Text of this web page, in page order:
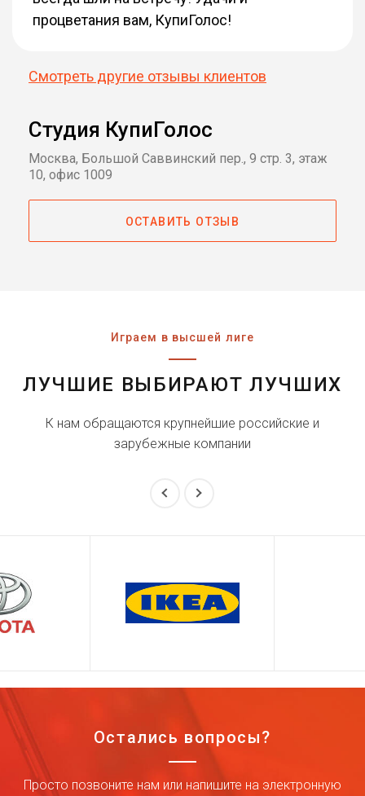
процветания вам, КупиГолос!
Смотреть другие отзывы клиентов
Студия КупиГолос
Москва, Большой Саввинский пер., 9 стр. 3, этаж
10, офис 1009
ОСТАВИТЬ ОТЗЫВ
Играем в высшей лиге
ЛУЧШИЕ ВЫБИРАЮТ ЛУЧШИХ
К нам обращаются крупнейшие российские и
зарубежные компании
Остались вопросы?
Просто позвоните нам или напишите на электронную